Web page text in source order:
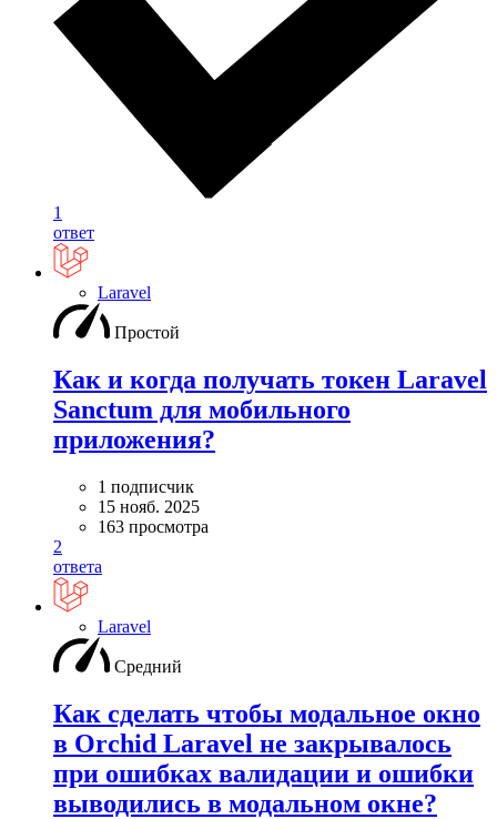
1
ответ
Laravel
Простой
Как и когда получать токен Laravel
Sanctum для мобильного
приложения?
1 подписчик
15 нояб. 2025
163 просмотра
2
ответа
Laravel
Средний
Как сделать чтобы модальное окно
в Orchid Laravel не закрывалось
при ошибках валидации и ошибки
выводились в модальном окне?